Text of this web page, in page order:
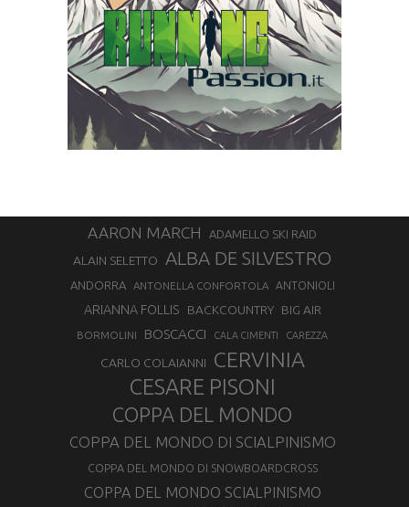
AARON MARCH ADAMELLO SKI RAID
ALAIN SELETTO ALBA DE SILVESTRO
ANDORRA ANTONELLA CONFORTOLA ANTONIOLI
ARIANNA FOLLIS BACKCOUNTRY BIG AIR
BORMOLINI BOSCACCI CALA CIMENTI CAREZZA
CARLO COLAIANNI CERVINIA
CESARE PISONI
COPPA DEL MONDO
COPPA DEL MONDO DI SCIALPINISMO
COPPA DEL MONDO DI SNOWBOARDCROSS
COPPA DEL MONDO SCIALPINISMO